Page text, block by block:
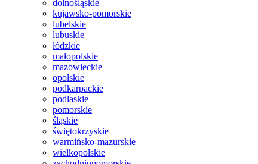
dolnośląskie
kujawsko-pomorskie
lubelskie
lubuskie
łódzkie
małopolskie
mazowieckie
opolskie
podkarpackie
podlaskie
pomorskie
śląskie
świętokrzyskie
warmińsko-mazurskie
wielkopolskie